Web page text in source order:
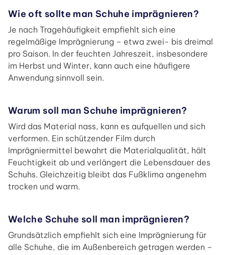
Wie oft sollte man Schuhe imprägnieren?
Je nach Tragehäufigkeit empfiehlt sich eine
regelmäßige Imprägnierung – etwa zwei- bis dreimal
pro Saison. In der feuchten Jahreszeit, insbesondere
im Herbst und Winter, kann auch eine häufigere
Anwendung sinnvoll sein.
Warum soll man Schuhe imprägnieren?
Wird das Material nass, kann es aufquellen und sich
verformen. Ein schützender Film durch
Imprägniermittel bewahrt die Materialqualität, hält
Feuchtigkeit ab und verlängert die Lebensdauer des
Schuhs. Gleichzeitig bleibt das Fußklima angenehm
trocken und warm.
Welche Schuhe soll man imprägnieren?
Grundsätzlich empfiehlt sich eine Imprägnierung für
alle Schuhe, die im Außenbereich getragen werden –